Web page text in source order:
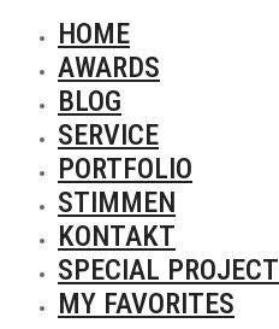
HOME
AWARDS
BLOG
SERVICE
PORTFOLIO
STIMMEN
KONTAKT
SPECIAL PROJECT
MY FAVORITES